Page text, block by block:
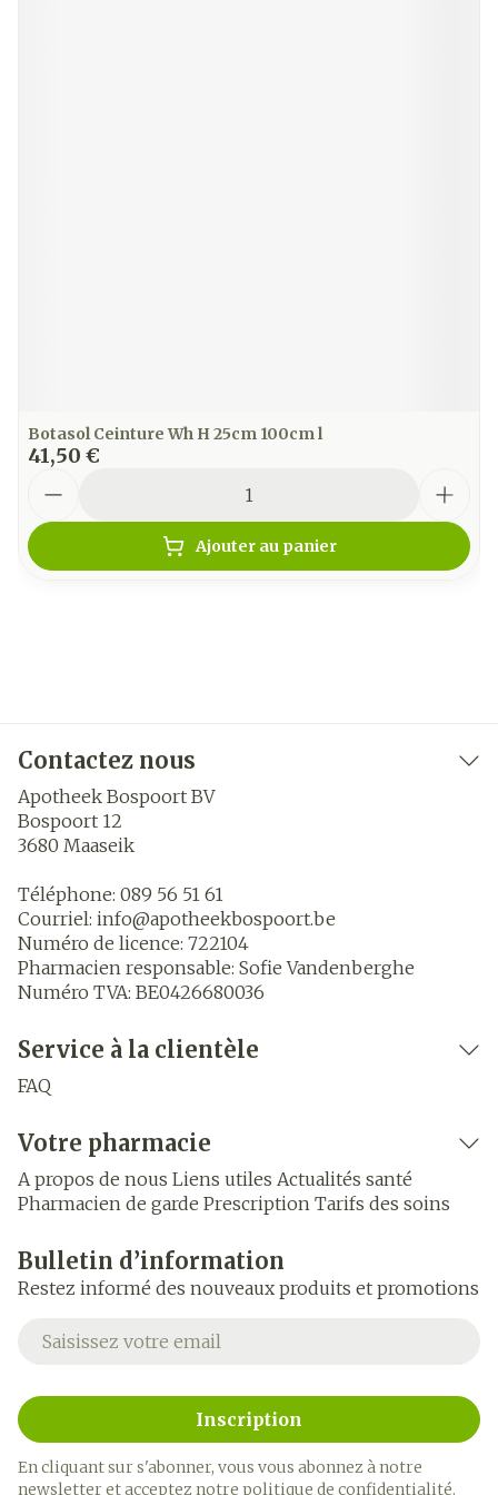
Botasol Ceinture Wh H 25cm 100cm l
41,50 €
Ajouter au panier
Contactez nous
Apotheek Bospoort BV
Bospoort 12
3680 Maaseik
Téléphone: 089 56 51 61
Courriel: info@apotheekbospoort.be
Numéro de licence: 722104
Pharmacien responsable: Sofie Vandenberghe
Numéro TVA: BE0426680036
Service à la clientèle
FAQ
Votre pharmacie
A propos de nous Liens utiles Actualités santé
Pharmacien de garde Prescription Tarifs des soins
Bulletin d’information
Restez informé des nouveaux produits et promotions
Adresse mail
Inscription
En cliquant sur s'abonner, vous vous abonnez à notre
newsletter et acceptez notre politique de confidentialité.